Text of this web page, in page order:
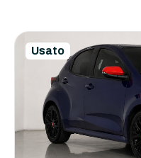
Usato